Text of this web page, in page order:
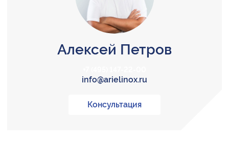
Алексей Петров
info@arielinox.ru
Консультация